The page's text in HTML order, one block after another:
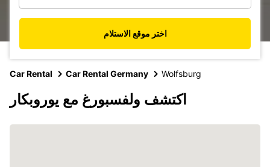
اختر موقع الاستلام
Car Rental Car Rental Germany Wolfsburg
اكتشف ولفسبورغ مع يوروبكار